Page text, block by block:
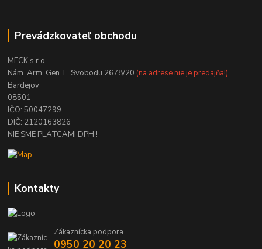
Prevádzkovateľ obchodu
MECK s.r.o.
Nám. Arm. Gen. L. Svobodu 2678/20 (na adrese nie je predajňa!)
Bardejov
08501
IČO: 50047299
DIČ: 2120163826
NIE SME PLATCAMI DPH !
Kontakty
Zákaznícka podpora
0950 20 20 23